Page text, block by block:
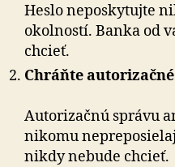
Heslo neposkytujte
okolností. Banka od
chcieť.
Chráňte
Autorizačnú správu
nikomu
nikdy nebude chcieť.